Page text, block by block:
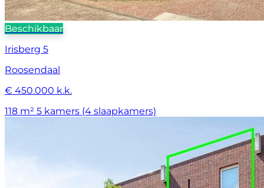
Beschikbaar
Irisberg 5
Roosendaal
€ 450.000 k.k.
118 m² 5 kamers (4 slaapkamers)